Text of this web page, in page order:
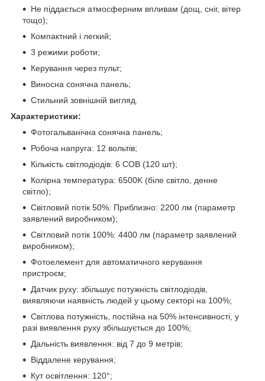
Не піддається атмосферним впливам (дощ, сніг, вітер
тощо);
Компактний і легкий;
3 режими роботи;
Керування через пульт;
Виносна сонячна панель;
Стильний зовнішній вигляд.
Характеристики:
Фотогальванічна сонячна панель;
Робоча напруга: 12 вольтів;
Кількість світлодіодів: 6 COB (120 шт);
Колірна температура: 6500K (біле світло, денне
світло);
Світловий потік 50%: Приблизно: 2200 лм (параметр
заявлений виробником);
Світловий потік 100%: 4400 лм (параметр заявлений
виробником);
Фотоелемент для автоматичного керування
пристроєм;
Датчик руху: збільшує потужність світлодіодів,
виявляючи наявність людей у цьому секторі на 100%;
Світлова потужність, постійна на 50% інтенсивності, у
разі виявлення руху збільшується до 100%;
Дальність виявлення: від 7 до 9 метрів;
Віддалене керування;
Кут освітлення: 120°;